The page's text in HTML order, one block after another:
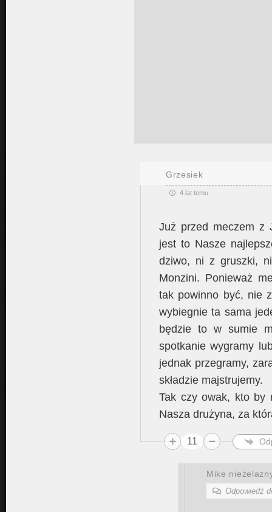
Grzesiek
4 lat temu
Już przed meczem z
jest to Nasze
dziwo, ni z gruszki,
Monzini. Ponieważ
tak powinno być, nie
wybiegnie ta sama
będzie to w sumie
spotkanie wygramy
jednak przegramy,
składzie majstrujemy.
Tak czy owak, kto by
Nasza drużyna, za
11
Mike
Odpowiedź